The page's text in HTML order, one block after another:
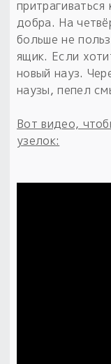
добра. На
больше не
ящик. Если
новый науз.
наузы, пепел
Вот видео,
узелок: